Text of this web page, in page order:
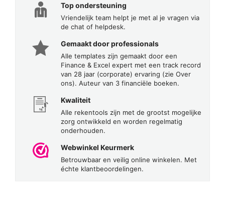
Top ondersteuning
Vriendelijk team helpt je met al je vragen via
de chat of helpdesk.
Gemaakt door professionals
Alle templates zijn gemaakt door een
Finance & Excel expert met een track record
van 28 jaar (corporate) ervaring (zie Over
ons). Auteur van 3 financiële boeken.
Kwaliteit
Alle rekentools zijn met de grootst mogelijke
zorg ontwikkeld en worden regelmatig
onderhouden.
Webwinkel Keurmerk
Betrouwbaar en veilig online winkelen. Met
échte klantbeoordelingen.